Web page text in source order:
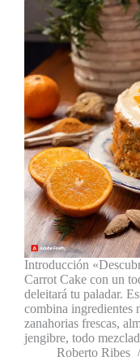
Introducción
Carrot Cake con un
deleitará tu paladar.
combina ingredientes
zanahorias frescas,
jengibre, todo
Roberto Ribes